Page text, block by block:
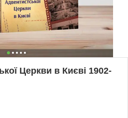
Церкви в Києві 1902-